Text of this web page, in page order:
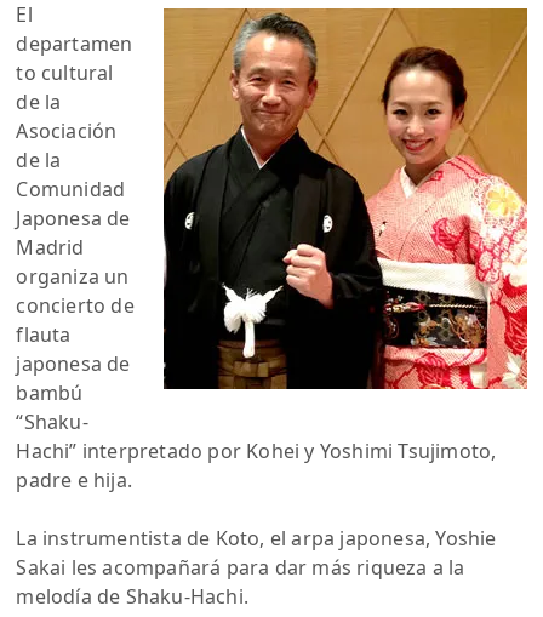
El
departamen
to cultural
de la
Asociación
de la
Comunidad
Japonesa de
Madrid
organiza un
concierto de
flauta
japonesa de
bambú
“Shaku-
Hachi” interpretado por Kohei y Yoshimi Tsujimoto,
padre e hija.
La instrumentista de Koto, el arpa japonesa, Yoshie
Sakai les acompañará para dar más riqueza a la
melodía de Shaku-Hachi.